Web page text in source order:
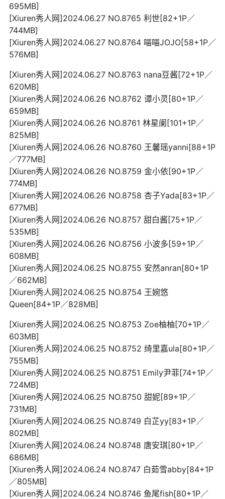
695MB]
[Xiuren秀人网]2024.06.27 NO.8765 利世[82+1P／
744MB]
[Xiuren秀人网]2024.06.27 NO.8764 喵喵JOJO[58+1P／
576MB]
[Xiuren秀人网]2024.06.27 NO.8763 nana豆酱[72+1P／
620MB]
[Xiuren秀人网]2024.06.26 NO.8762 谭小灵[80+1P／
659MB]
[Xiuren秀人网]2024.06.26 NO.8761 林星阑[101+1P／
825MB]
[Xiuren秀人网]2024.06.26 NO.8760 王馨瑶yanni[88+1P
／777MB]
[Xiuren秀人网]2024.06.26 NO.8759 金小依[90+1P／
774MB]
[Xiuren秀人网]2024.06.26 NO.8758 杏子Yada[83+1P／
677MB]
[Xiuren秀人网]2024.06.26 NO.8757 甜白酱[75+1P／
535MB]
[Xiuren秀人网]2024.06.26 NO.8756 小波多[59+1P／
608MB]
[Xiuren秀人网]2024.06.25 NO.8755 安然anran[80+1P
／662MB]
[Xiuren秀人网]2024.06.25 NO.8754 王婉悠
Queen[84+1P／828MB]
[Xiuren秀人网]2024.06.25 NO.8753 Zoe柚柚[70+1P／
603MB]
[Xiuren秀人网]2024.06.25 NO.8752 绮里嘉ula[80+1P／
755MB]
[Xiuren秀人网]2024.06.25 NO.8751 Emily尹菲[74+1P／
724MB]
[Xiuren秀人网]2024.06.25 NO.8750 甜妮[89+1P／
731MB]
[Xiuren秀人网]2024.06.25 NO.8749 白芷yy[83+1P／
802MB]
[Xiuren秀人网]2024.06.24 NO.8748 唐安琪[80+1P／
686MB]
[Xiuren秀人网]2024.06.24 NO.8747 白茹雪abby[84+1P
／805MB]
[Xiuren秀人网]2024.06.24 NO.8746 鱼尾fish[80+1P／